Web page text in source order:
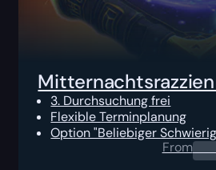
Mitternachtsrazzien
3. Durchsuchung frei
Flexible Terminplanung
Option "Beliebiger
From